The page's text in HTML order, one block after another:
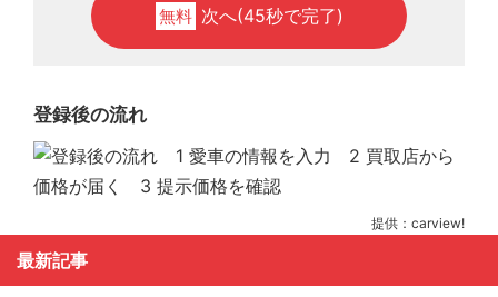
無料 次へ(45秒で完了)
登録後の流れ
提供：carview!
最新記事